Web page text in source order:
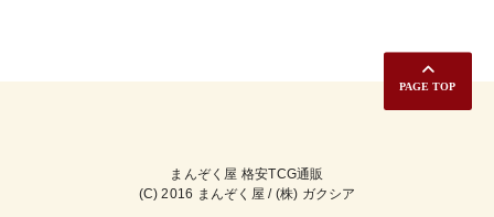
まんぞく屋 格安TCG通販
(C) 2016 まんぞく屋 / (株) ガクシア